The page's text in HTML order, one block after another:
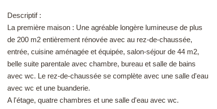
Descriptif :
La première maison : Une agréable longère lumineuse de plus
de 200 m2 entièrement rénovée avec au rez-de-chaussée,
entrée, cuisine aménagée et équipée, salon-séjour de 44 m2,
belle suite parentale avec chambre, bureau et salle de bains
avec wc. Le rez-de-chaussée se complète avec une salle d'eau
avec wc et une buanderie.
A l'étage, quatre chambres et une salle d'eau avec wc.